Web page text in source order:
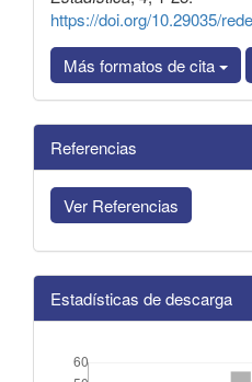
https://doi.org/10.29035/
Más formatos de cita
Referencias
Ver Referencias
Estadísticas de descarga